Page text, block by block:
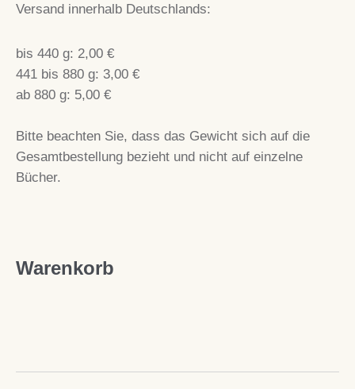
Versand innerhalb Deutschlands:
bis 440 g: 2,00 €
441 bis 880 g: 3,00 €
ab 880 g: 5,00 €
Bitte beachten Sie, dass das Gewicht sich auf die
Gesamtbestellung bezieht und nicht auf einzelne
Bücher.
Warenkorb